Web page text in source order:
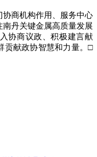
商机构作用、服务中心
丹关键金属高质量发展
协商议政、积极建言献
贡献政协智慧和力量。□